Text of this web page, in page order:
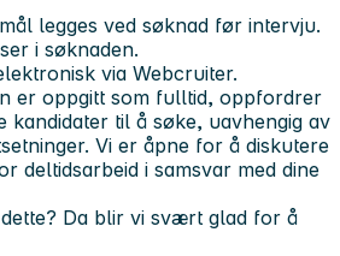
legges ved søknad før intervju.
i søknaden.
via Webcruiter.
er oppgitt som fulltid, oppfordrer
kandidater til å søke, uavhengig av
Vi er åpne for å diskutere
deltidsarbeid i samsvar med dine
dette? Da blir vi svært glad for å